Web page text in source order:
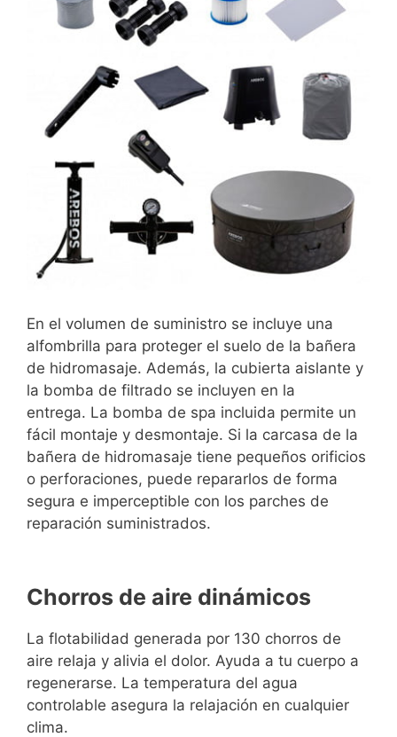
En el volumen de suministro se incluye una
alfombrilla para proteger el suelo de la bañera
de hidromasaje. Además, la cubierta aislante y
la bomba de filtrado se incluyen en la
entrega. La bomba de spa incluida permite un
fácil montaje y desmontaje. Si la carcasa de la
bañera de hidromasaje tiene pequeños orificios
o perforaciones, puede repararlos de forma
segura e imperceptible con los parches de
reparación suministrados.
Chorros de aire dinámicos
La flotabilidad generada por 130 chorros de
aire relaja y alivia el dolor. Ayuda a tu cuerpo a
regenerarse. La temperatura del agua
controlable asegura la relajación en cualquier
clima.